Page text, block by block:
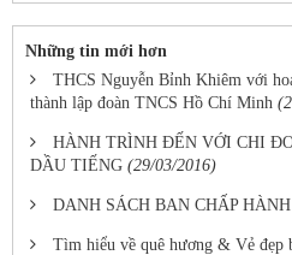
Những tin mới hơn
THCS Nguyễn Bỉnh Khiêm với
thành lập đoàn TNCS Hồ Chí Minh
HÀNH TRÌNH ĐẾN VỚI CHI
DẦU TIẾNG (29/03/2016)
DANH SÁCH BAN CHẤP
Tìm hiểu về quê hương & Vẻ đẹp